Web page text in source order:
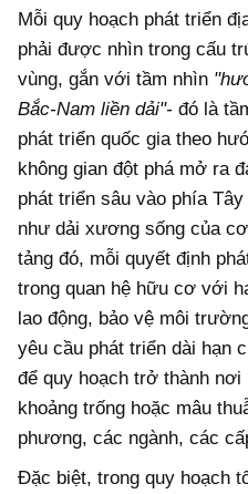
Mỗi quy hoạch phát triển
phải được nhìn trong cấu
vùng, gắn với tầm nhìn
Bắc-Nam liền dải"- đó là
phát triển quốc gia theo
không gian đột phá mở ra
phát triển sâu vào phía
như dải xương sống của
tảng đó, mỗi quyết định
trong quan hệ hữu cơ với
lao động, bảo vệ môi
yêu cầu phát triển dài hạn
để quy hoạch trở thành nơi
khoảng trống hoặc mâu
phương, các ngành, các
Đặc biệt, trong quy hoạch